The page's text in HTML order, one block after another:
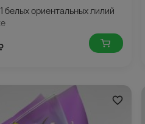
белых ориентальных лилий